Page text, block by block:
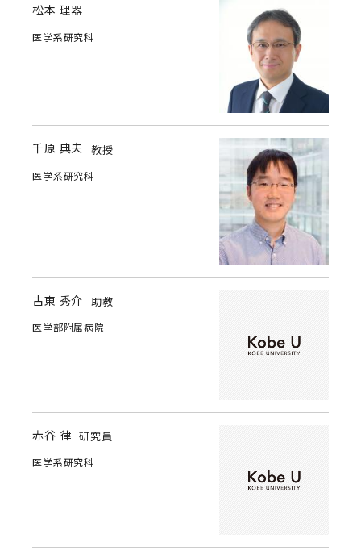
松本 理器
医学系研究科
千原 典夫 教授
医学系研究科
古東 秀介 助教
医学部附属病院
赤谷 律 研究員
医学系研究科